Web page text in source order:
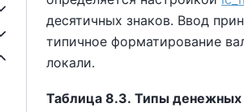
десятичных знаков. Ввод
типичное форматирование
локали.
Таблица 8.3. Типы денежных